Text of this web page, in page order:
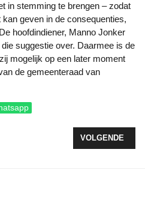
in stemming te brengen – zodat
geven in de consequenties,
hoofdindiener, Manno Jonker
suggestie over. Daarmee is de
mogelijk op een later moment
de gemeenteraad van
RAAD HOUDT VAST AAN
VOLGENDE
VOLGENDE